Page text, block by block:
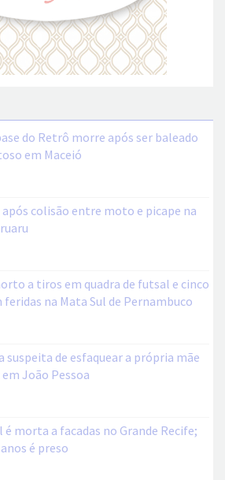
do Retrô morre após ser baleado
em Maceió
colisão entre moto e picape na
a tiros em quadra de futsal e cinco
feridas na Mata Sul de Pernambuco
suspeita de esfaquear a própria mãe
João Pessoa
morta a facadas no Grande Recife;
é preso